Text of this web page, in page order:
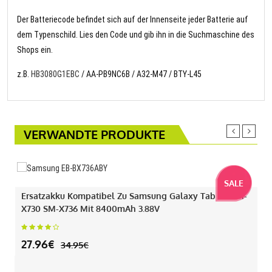
Der Batteriecode befindet sich auf der Innenseite jeder Batterie auf
dem Typenschild. Lies den Code und gib ihn in die Suchmaschine des
Shops ein.
z.B. HB3080G1EBC / AA-PB9NC6B / A32-M47 / BTY-L45
VERWANDTE PRODUKTE
SALE
Ersatzakku Kompatibel Zu Samsung Galaxy Tab S11 SM-
X730 SM-X736 Mit 8400mAh 3.88V
27.96€ 34.95€